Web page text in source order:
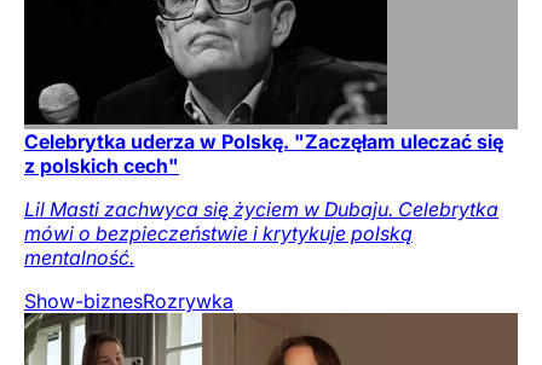
Celebrytka uderza w Polskę. "Zaczęłam uleczać się
z polskich cech"
Lil Masti zachwyca się życiem w Dubaju. Celebrytka
mówi o bezpieczeństwie i krytykuje polską
mentalność.
Show-biznesRozrywka